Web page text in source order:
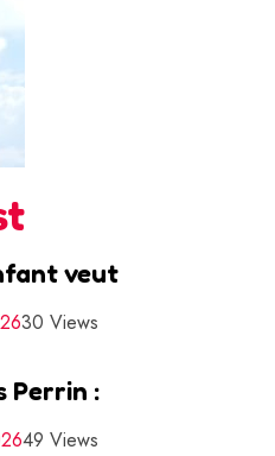
veut
30 Views
Perrin :
49 Views